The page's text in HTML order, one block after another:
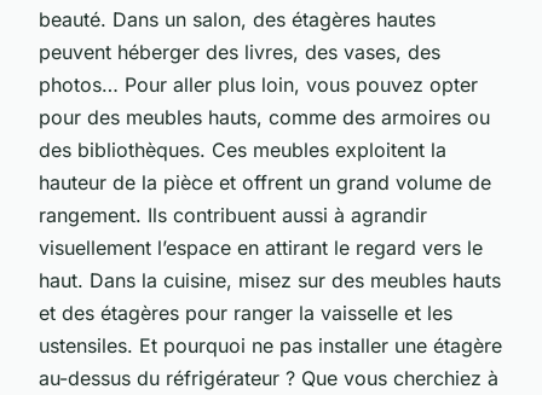
beauté. Dans un salon, des étagères hautes
peuvent héberger des livres, des vases, des
photos… Pour aller plus loin, vous pouvez opter
pour des meubles hauts, comme des armoires ou
des bibliothèques. Ces meubles exploitent la
hauteur de la pièce et offrent un grand volume de
rangement. Ils contribuent aussi à agrandir
visuellement l’espace en attirant le regard vers le
haut. Dans la cuisine, misez sur des meubles hauts
et des étagères pour ranger la vaisselle et les
ustensiles. Et pourquoi ne pas installer une étagère
au-dessus du réfrigérateur ? Que vous cherchiez à